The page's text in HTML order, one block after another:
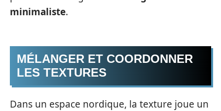
minimaliste.
MÉLANGER ET COORDONNER
LES TEXTURES
Dans un espace nordique, la texture joue un